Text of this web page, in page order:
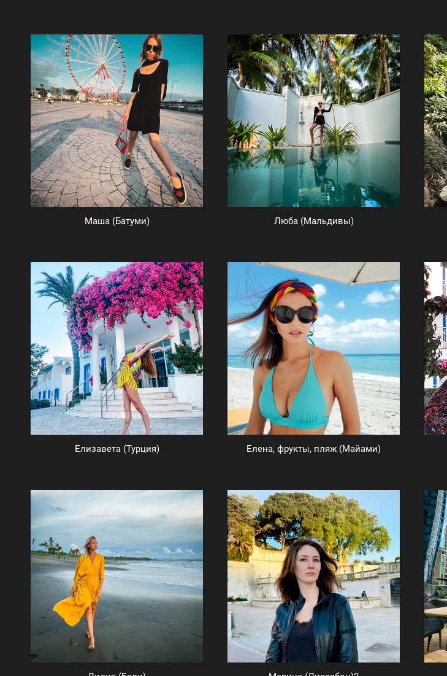
Маша (Батуми) Люба (Мальдивы)
Елизавета (Турция) Елена, фрукты, пляж (Майами)